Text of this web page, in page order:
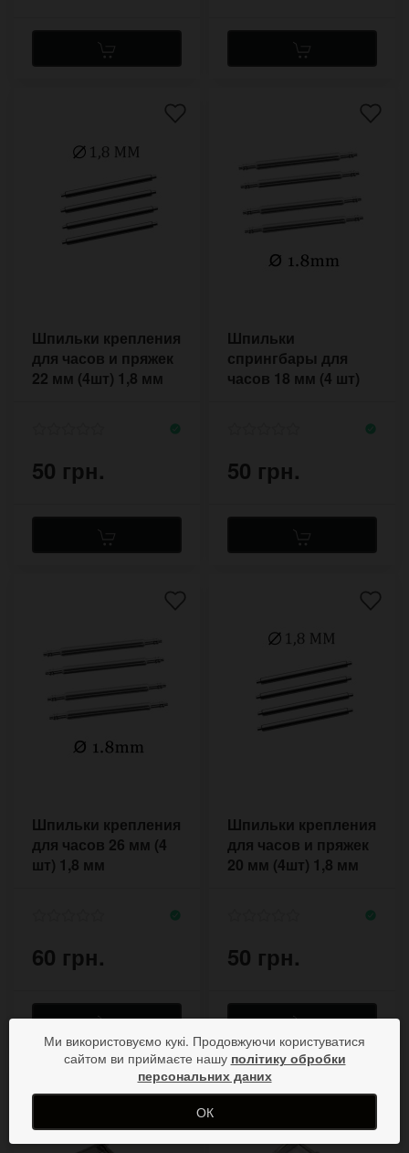
Шпильки крепления
для часов и пряжек
22 мм (4шт) 1,8 мм
50 грн.
Шпильки
спрингбары для
часов 18 мм (4 шт)
50 грн.
Шпильки крепления
для часов 26 мм (4
шт) 1,8 мм
60 грн.
Шпильки крепления
для часов и пряжек
20 мм (4шт) 1,8 мм
50 грн.
Ми використовуємо кукі. Продовжуючи користуватися
сайтом ви приймаєте нашу політику обробки
персональних даних
ОК